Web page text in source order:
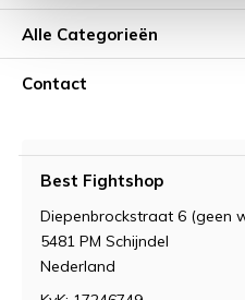
Alle Categorieën
Contact
Best Fightshop
Diepenbrockstraat 6 (geen
5481 PM Schijndel
Nederland